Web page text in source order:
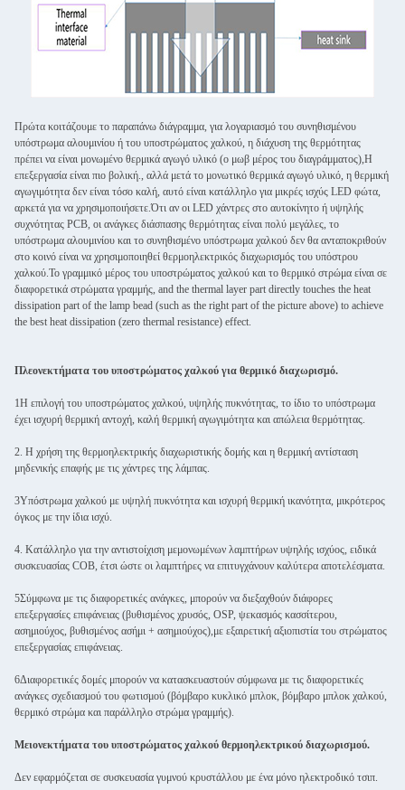
Πρώτα κοιτάζουμε το παραπάνω διάγραμμα, για λογαριασμό του συνηθισμένου
υπόστρωμα αλουμινίου ή του υποστρώματος χαλκού, η διάχυση της θερμότητας
πρέπει να είναι μονωμένο θερμικά αγωγό υλικό (ο μωβ μέρος του διαγράμματος),Η
επεξεργασία είναι πιο βολική., αλλά μετά το μονωτικό θερμικά αγωγό υλικό, η θερμική
αγωγιμότητα δεν είναι τόσο καλή, αυτό είναι κατάλληλο για μικρές ισχύς LED φώτα,
αρκετά για να χρησιμοποιήσετε.Ότι αν οι LED χάντρες στο αυτοκίνητο ή υψηλής
συχνότητας PCB, οι ανάγκες διάσπασης θερμότητας είναι πολύ μεγάλες, το
υπόστρωμα αλουμινίου και το συνηθισμένο υπόστρωμα χαλκού δεν θα ανταποκριθούν
στο κοινό είναι να χρησιμοποιηθεί θερμοηλεκτρικός διαχωρισμός του υπόστρου
χαλκού.Το γραμμικό μέρος του υποστρώματος χαλκού και το θερμικό στρώμα είναι σε
διαφορετικά στρώματα γραμμής, and the thermal layer part directly touches the heat
dissipation part of the lamp bead (such as the right part of the picture above) to achieve
the best heat dissipation (zero thermal resistance) effect.
Πλεονεκτήματα του υποστρώματος χαλκού για θερμικό διαχωρισμό.
1Η επιλογή του υποστρώματος χαλκού, υψηλής πυκνότητας, το ίδιο το υπόστρωμα
έχει ισχυρή θερμική αντοχή, καλή θερμική αγωγιμότητα και απώλεια θερμότητας.
2. Η χρήση της θερμοηλεκτρικής διαχωριστικής δομής και η θερμική αντίσταση
μηδενικής επαφής με τις χάντρες της λάμπας.
3Υπόστρωμα χαλκού με υψηλή πυκνότητα και ισχυρή θερμική ικανότητα, μικρότερος
όγκος με την ίδια ισχύ.
4. Κατάλληλο για την αντιστοίχιση μεμονωμένων λαμπτήρων υψηλής ισχύος, ειδικά
συσκευασίας COB, έτσι ώστε οι λαμπτήρες να επιτυγχάνουν καλύτερα αποτελέσματα.
5Σύμφωνα με τις διαφορετικές ανάγκες, μπορούν να διεξαχθούν διάφορες
επεξεργασίες επιφάνειας (βυθισμένος χρυσός, OSP, ψεκασμός κασσίτερου,
ασημιούχος, βυθισμένος ασήμι + ασημιούχος),με εξαιρετική αξιοπιστία του στρώματος
επεξεργασίας επιφάνειας.
6Διαφορετικές δομές μπορούν να κατασκευαστούν σύμφωνα με τις διαφορετικές
ανάγκες σχεδιασμού του φωτισμού (βόμβαρο κυκλικό μπλοκ, βόμβαρο μπλοκ χαλκού,
θερμικό στρώμα και παράλληλο στρώμα γραμμής).
Μειονεκτήματα του υποστρώματος χαλκού θερμοηλεκτρικού διαχωρισμού.
Δεν εφαρμόζεται σε συσκευασία γυμνού κρυστάλλου με ένα μόνο ηλεκτροδικό τσιπ.